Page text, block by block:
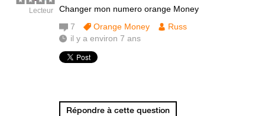
Changer mon numero orange Money
Lecteur
7 Orange Money
Russ
il y a environ 7 ans
Répondre à cette question